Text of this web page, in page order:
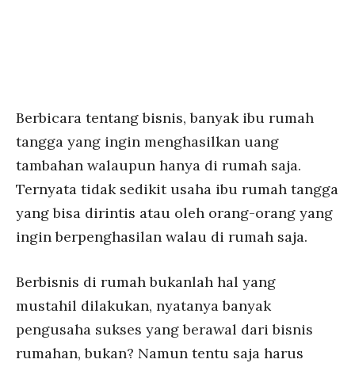
Berbicara tentang bisnis, banyak ibu rumah
tangga yang ingin menghasilkan uang
tambahan walaupun hanya di rumah saja.
Ternyata tidak sedikit usaha ibu rumah tangga
yang bisa dirintis atau oleh orang-orang yang
ingin berpenghasilan walau di rumah saja.
Berbisnis di rumah bukanlah hal yang
mustahil dilakukan, nyatanya banyak
pengusaha sukses yang berawal dari bisnis
rumahan, bukan? Namun tentu saja harus